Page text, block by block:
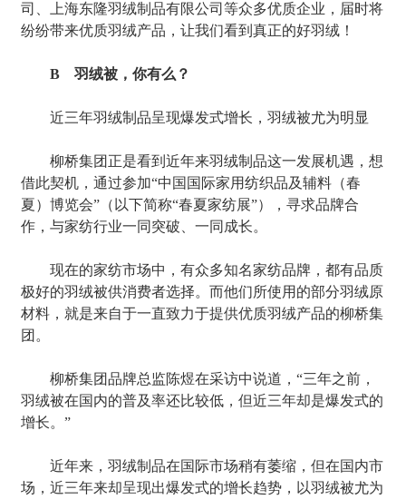
司、上海东隆羽绒制品有限公司等众多优质企业，届时将
纷纷带来优质羽绒产品，让我们看到真正的好羽绒！
B 羽绒被，你有么？
近三年羽绒制品呈现爆发式增长，羽绒被尤为明显
柳桥集团正是看到近年来羽绒制品这一发展机遇，想
借此契机，通过参加“中国国际家用纺织品及辅料（春
夏）博览会”（以下简称“春夏家纺展”），寻求品牌合
作，与家纺行业一同突破、一同成长。
现在的家纺市场中，有众多知名家纺品牌，都有品质
极好的羽绒被供消费者选择。而他们所使用的部分羽绒原
材料，就是来自于一直致力于提供优质羽绒产品的柳桥集
团。
柳桥集团品牌总监陈煜在采访中说道，“三年之前，
羽绒被在国内的普及率还比较低，但近三年却是爆发式的
增长。”
近年来，羽绒制品在国际市场稍有萎缩，但在国内市
场，近三年来却呈现出爆发式的增长趋势，以羽绒被尤为